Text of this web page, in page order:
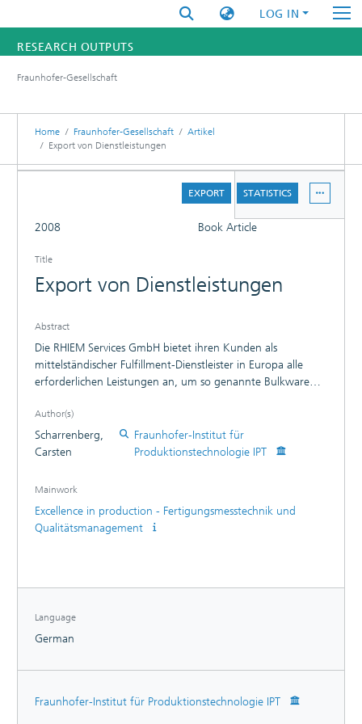
LOG IN
RESEARCH OUTPUTS
RESEARCHERS
INSTITUTES
Fraunhofer-Gesellschaft
Home Fraunhofer-Gesellschaft
Artikel
Export von Dienstleistungen
EXPORT STATISTICS
2008 Book Article
Title
Export von Dienstleistungen
Abstract
Die RHIEM Services GmbH bietet ihren Kunden als
mittelständischer Fulfillment-Dienstleister in Europa alle
erforderlichen Leistungen an, um so genannte Bulkware
Leistungsportfolio besser auf die Bedürfnisse ihrer Kunden
international agierende Unternehmen der IT-
Konsumgüterindustrie anpassen zu können, hat sich die
außereuropäische Märkte systematisch auszuweiten.
Author(s)
Scharrenberg,
Carsten
Fraunhofer-Institut für
Produktionstechnologie IPT
Mainwork
Excellence in production - Fertigungsmesstechnik und
Qualitätsmanagement
Language
German
Fraunhofer-Institut für Produktionstechnologie IPT